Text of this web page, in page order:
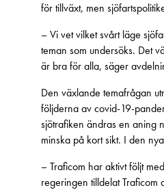
för tillväxt, men
– Vi vet vilket svårt läge
teman som undersöks. Det
är bra för alla, säger
Den växlande temafrågan
följderna av covid-19-
sjötrafiken ändras en aning
minska på kort sikt. I den
– Traficom har aktivt följt
regeringen tilldelat